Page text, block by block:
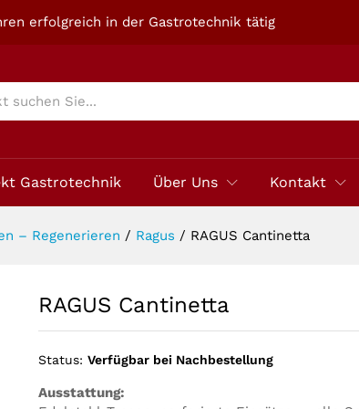
erfolgreich in der Gastrotechnik tätig
Gastrotechnik Über Uns Kontakt
– Regenerieren / Ragus / RAGUS Cantinetta
RAGUS Cantinetta
Status: Verfügbar bei Nachbestellung
Ausstattung: